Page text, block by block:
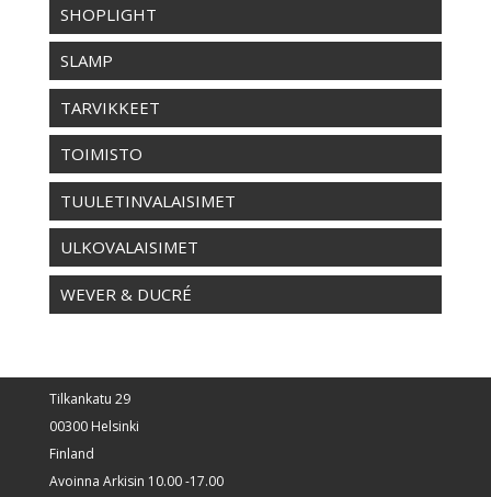
SHOPLIGHT
SLAMP
TARVIKKEET
TOIMISTO
TUULETINVALAISIMET
ULKOVALAISIMET
WEVER & DUCRÉ
Tilkankatu 29
00300 Helsinki
Finland
Avoinna Arkisin 10.00 -17.00